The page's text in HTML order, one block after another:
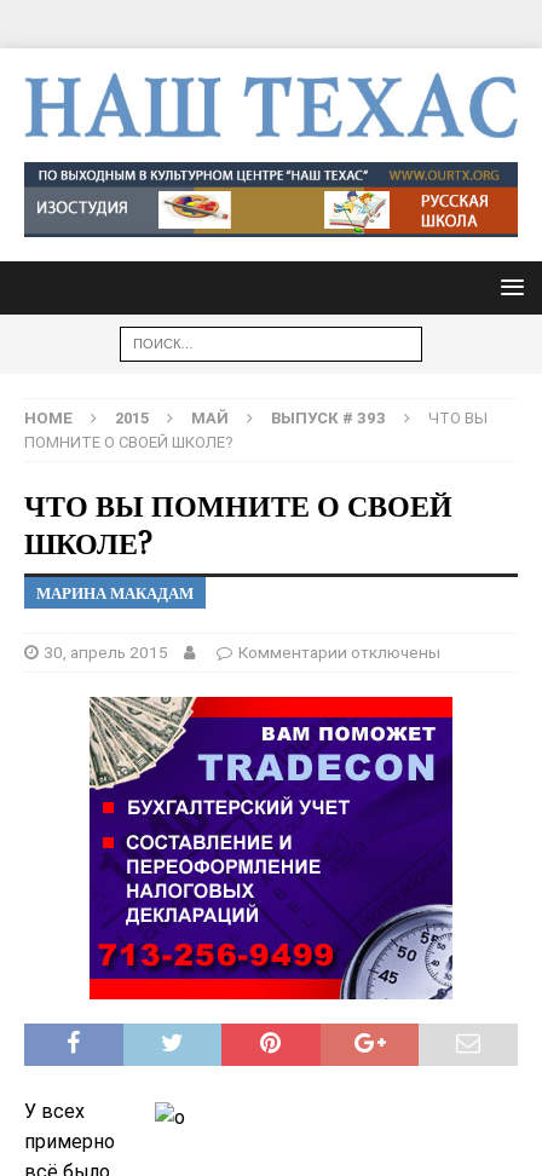
HOME 2015 МАЙ ВЫПУСК # 393
ЧТО ВЫ
ПОМНИТЕ О СВОЕЙ ШКОЛЕ?
ЧТО ВЫ ПОМНИТЕ О СВОЕЙ
ШКОЛЕ?
МАРИНА МАКАДАМ
30, апрель 2015 Комментарии отключены
У всех
примерно
всё было